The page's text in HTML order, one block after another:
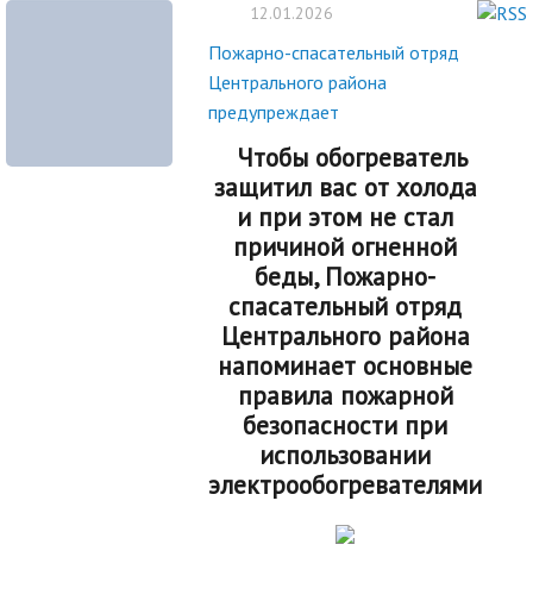
12.01.2026
Пожарно-спасательный отряд
Центрального района
предупреждает
Чтобы обогреватель
защитил вас от холода
и при этом не стал
причиной огненной
беды, Пожарно-
спасательный отряд
Центрального района
напоминает основные
правила пожарной
безопасности при
использовании
электрообогревателями